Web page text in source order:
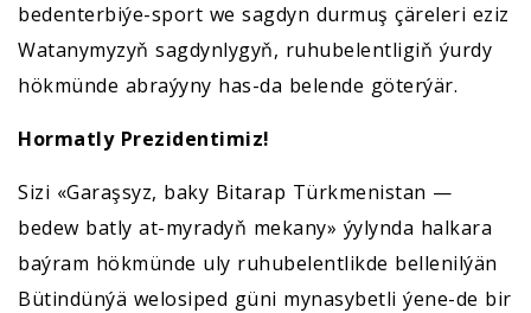
bedenterbiýe-sport we sagdyn durmuş çäreleri eziz
Watanymyzyň sagdynlygyň, ruhubelentligiň ýurdy
hökmünde abraýyny has-da belende göterýär.
Hormatly Prezidentimiz!
Sizi «Garaşsyz, baky Bitarap Türkmenistan —
bedew batly at-myradyň mekany» ýylynda halkara
baýram hökmünde uly ruhubelentlikde bellenilýän
Bütindünýä welosiped güni mynasybetli ýene-de bir